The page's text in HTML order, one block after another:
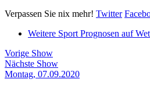
Verpassen Sie nix mehr! Twitter
Weitere Sport Prognosen auf
Vorige Show
Nächste Show
Montag, 07.09.2020